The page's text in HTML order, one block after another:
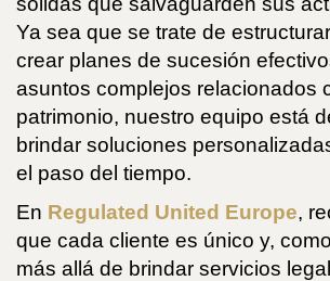
Ya sea que se trate de
crear planes de sucesión
asuntos complejos relacionados
patrimonio, nuestro equipo está
brindar soluciones
el paso del tiempo.
En Regulated United Europe,
que cada cliente es único y,
más allá de brindar servicios